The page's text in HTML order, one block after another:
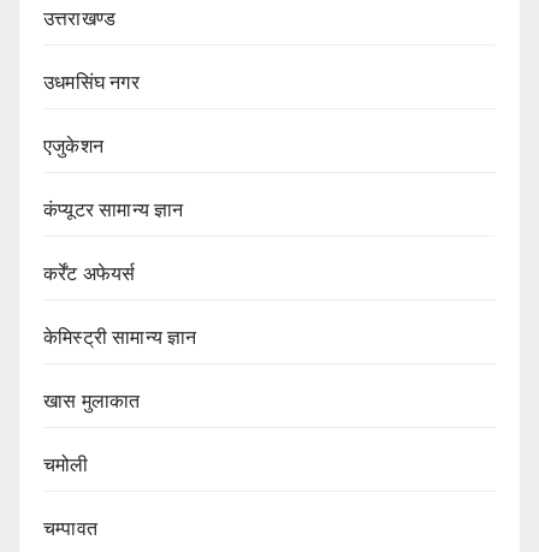
उत्तराखण्ड
उधमसिंघ नगर
एजुकेशन
कंप्यूटर सामान्य ज्ञान
कर्रेंट अफेयर्स
केमिस्ट्री सामान्य ज्ञान
खास मुलाकात
चमोली
चम्पावत